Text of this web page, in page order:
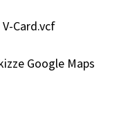
Card.vcf
Google Maps